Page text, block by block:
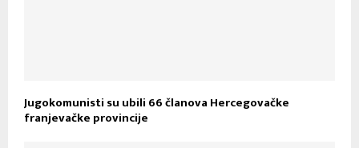
Jugokomunisti su ubili 66 članova Hercegovačke
franjevačke provincije